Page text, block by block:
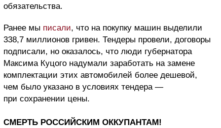
обязательства.
Ранее мы писали, что на покупку машин выделили
338,7 миллионов гривен. Тендеры провели, договоры
подписали, но оказалось, что люди губернатора
Максима Куцого надумали заработать на замене
комплектации этих автомобилей более дешевой,
чем было указано в условиях тендера —
при сохранении цены.
СМЕРТЬ РОССИЙСКИМ ОККУПАНТАМ!